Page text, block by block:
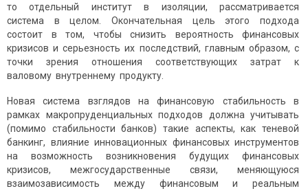
то отдельный институт в изоляции, рассматривается
система в целом. Окончательная цель этого подхода
состоит в том, чтобы снизить вероятность финансовых
кризисов и серьезность их последствий, главным образом, с
точки зрения отношения соответствующих затрат к
валовому внутреннему продукту.
Новая система взглядов на финансовую стабильность в
рамках макропруденциальных подходов должна учитывать
(помимо стабильности банков) такие аспекты, как теневой
банкинг, влияние инновационных финансовых инструментов
на возможность возникновения будущих финансовых
кризисов, межгосударственные связи, меняющуюся
взаимозависимость между финансовым и реальным